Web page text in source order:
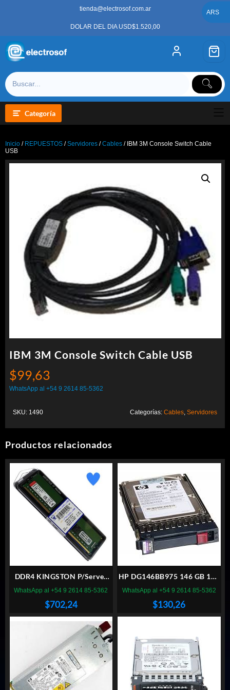
tienda@electrosof.com.ar
DOLAR DEL DIA USD$1.520,00
Categoría
Inicio / REPUESTOS /Servidores /Cables / IBM 3M Console Switch Cable
USB
IBM 3M Console Switch Cable USB
$99,63
WhatsApp al +54 9 2614 85-5362
SKU: 1490 Categorías: Cables, Servidores
Productos relacionados
DDR4 KINGSTON P/Server
DELL 32GB 2666MHz
$702,24
WhatsApp al +54 9 2614 85-5362
HP DG146BB975 146 GB 10k
SAS
$130,26
WhatsApp al +54 9 2614 85-5362
ARS